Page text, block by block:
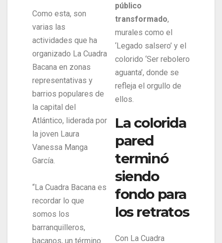
Como esta, son
varias las
actividades que ha
organizado La Cuadra
Bacana en zonas
representativas y
barrios populares de
la capital del
Atlántico, liderada por
la joven Laura
Vanessa Manga
García.
“La Cuadra Bacana es
recordar lo que
somos los
barranquilleros,
bacanos, un término
público
transformado,
murales como el
‘Legado salsero’ y el
colorido ‘Ser rebolero
aguanta’, donde se
refleja el orgullo de
ellos.
La colorida
pared
terminó
siendo
fondo para
los retratos
Con La Cuadra